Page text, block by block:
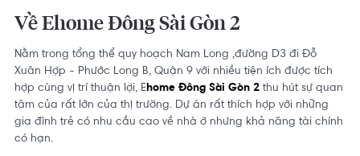
Về Ehome Đông Sài Gòn 2
Nằm trong tổng thể quy hoạch Nam Long ,đường D3 đi Đỗ
Xuân Hợp - Phước Long B, Quận 9 với nhiều tiện ích được tích
hợp cùng vị trí thuận lợi, Ehome Đông Sài Gòn 2 thu hút sự quan
tâm của rất lớn của thị trường. Dự án rất thích hợp với những
gia đình trẻ có nhu cầu cao về nhà ở nhưng khả năng tài chính
có hạn.